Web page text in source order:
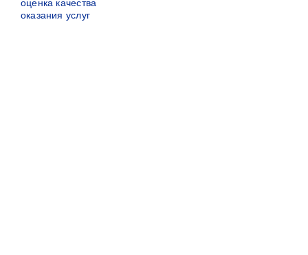
оценка качества
оказания услуг